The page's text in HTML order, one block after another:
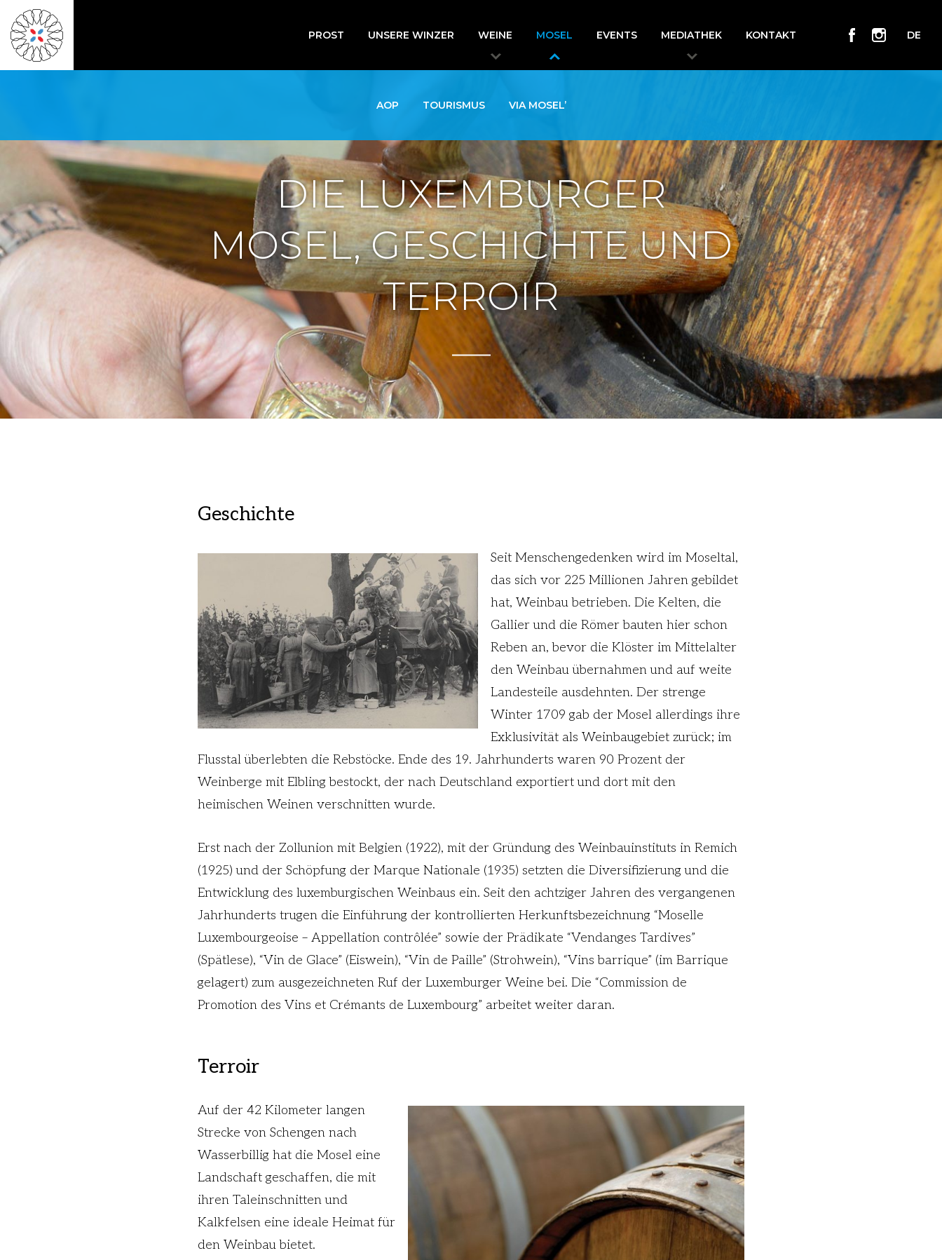
PROST UNSERE WINZER WEINE MOSEL
AOP TOURISMUS VIA MOSEL’
EVENTS MEDIATHEK KONTAKT DE
DIE LUXEMBURGER
MOSEL, GESCHICHTE UND
TERROIR
Geschichte
Seit Menschengedenken wird im Moseltal,
das sich vor 225 Millionen Jahren gebildet
hat, Weinbau betrieben. Die Kelten, die
Gallier und die Römer bauten hier schon
Reben an, bevor die Klöster im Mittelalter
den Weinbau übernahmen und auf weite
Landesteile ausdehnten. Der strenge
Winter 1709 gab der Mosel allerdings ihre
Exklusivität als Weinbaugebiet zurück; im
Flusstal überlebten die Rebstöcke. Ende des 19. Jahrhunderts waren 90 Prozent der
Weinberge mit Elbling bestockt, der nach Deutschland exportiert und dort mit den
heimischen Weinen verschnitten wurde.
Erst nach der Zollunion mit Belgien (1922), mit der Gründung des Weinbauinstituts in Remich
(1925) und der Schöpfung der Marque Nationale (1935) setzten die Diversifizierung und die
Entwicklung des luxemburgischen Weinbaus ein. Seit den achtziger Jahren des vergangenen
Jahrhunderts trugen die Einführung der kontrollierten Herkunftsbezeichnung “Moselle
Luxembourgeoise – Appellation contrôlée” sowie der Prädikate “Vendanges Tardives”
(Spätlese), “Vin de Glace” (Eiswein), “Vin de Paille” (Strohwein), “Vins barrique” (im Barrique
gelagert) zum ausgezeichneten Ruf der Luxemburger Weine bei. Die “Commission de
Promotion des Vins et Crémants de Luxembourg” arbeitet weiter daran.
Terroir
Auf der 42 Kilometer langen
Strecke von Schengen nach
Wasserbillig hat die Mosel eine
Landschaft geschaffen, die mit
ihren Taleinschnitten und
Kalkfelsen eine ideale Heimat für
den Weinbau bietet.